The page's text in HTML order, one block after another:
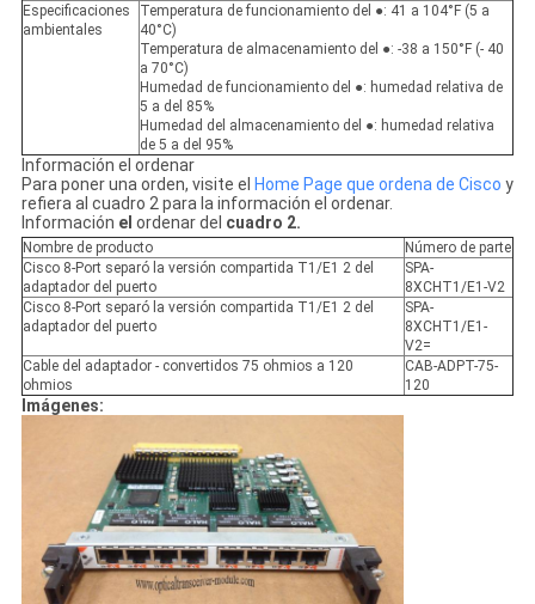
Especificaciones
ambientales
Temperatura de funcionamiento del ●: 41 a 104°F (5 a
40°C)
Temperatura de almacenamiento del ●: -38 a 150°F (- 40
a 70°C)
Humedad de funcionamiento del ●: humedad relativa de
5 a del 85%
Humedad del almacenamiento del ●: humedad relativa
de 5 a del 95%
Información el ordenar
Para poner una orden, visite el Home Page que ordena de Cisco y
refiera al cuadro 2 para la información el ordenar.
Información el ordenar del cuadro 2.
Nombre de producto
Número de parte
Cisco 8-Port separó la versión compartida T1/E1 2 del
adaptador del puerto
SPA-
8XCHT1/E1-V2
Cisco 8-Port separó la versión compartida T1/E1 2 del
adaptador del puerto
SPA-
8XCHT1/E1-
V2=
Cable del adaptador - convertidos 75 ohmios a 120
ohmios
CAB-ADPT-75-
120
Imágenes: